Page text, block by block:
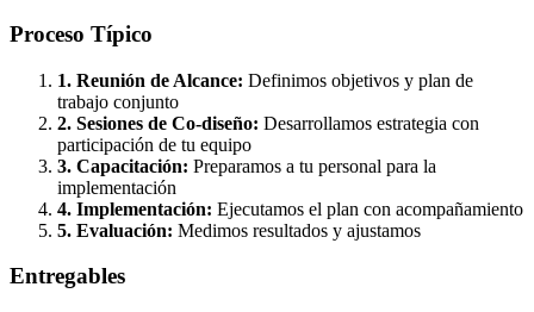
Proceso Típico
1. Reunión de Alcance: Definimos objetivos y plan de
trabajo conjunto
2. Sesiones de Co-diseño: Desarrollamos estrategia con
participación de tu equipo
3. Capacitación: Preparamos a tu personal para la
implementación
4. Implementación: Ejecutamos el plan con acompañamiento
5. Evaluación: Medimos resultados y ajustamos
Entregables